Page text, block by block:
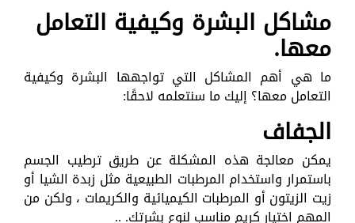
مشاكل البشرة وكيفية التعامل
معها.
ما هي أهم المشاكل التي تواجهها البشرة وكيفية
التعامل معها؟ إليك ما سنتعلمه لاحقًا:
الجفاف
يمكن معالجة هذه المشكلة عن طريق ترطيب الجسم
باستمرار واستخدام المرطبات الطبيعية مثل زبدة الشيا أو
زيت الزيتون أو المرطبات الكيميائية والكريمات ، ولكن من
المهم اختيار كريم مناسب لنوع بشرتك. ..